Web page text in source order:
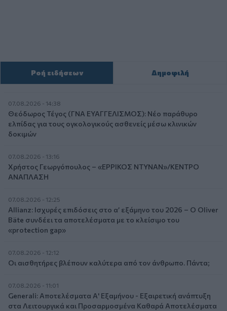
Ροή ειδήσεων Δημοφιλή
07.08.2026 - 14:38
Θεόδωρος Τέγος (ΓΝΑ ΕΥΑΓΓΕΛΙΣΜΟΣ): Νέο παράθυρο
ελπίδας για τους ογκολογικούς ασθενείς μέσω κλινικών
δοκιμών
07.08.2026 - 13:16
Χρήστος Γεωργόπουλος – «ΕΡΡΙΚΟΣ ΝΤΥΝΑΝ»/ΚΕΝΤΡΟ
ΑΝΑΠΛΑΣΗ
07.08.2026 - 12:25
Allianz: Ισχυρές επιδόσεις στο α’ εξάμηνο του 2026 – Ο Oliver
Bäte συνδέει τα αποτελέσματα με το κλείσιμο του
«protection gap»
07.08.2026 - 12:12
Οι αισθητήρες βλέπουν καλύτερα από τον άνθρωπο. Πάντα;
07.08.2026 - 11:01
Generali: Αποτελέσματα Α' Εξαμήνου - Εξαιρετική ανάπτυξη
στα Λειτουργικά και Προσαρμοσμένα Καθαρά Αποτελέσματα